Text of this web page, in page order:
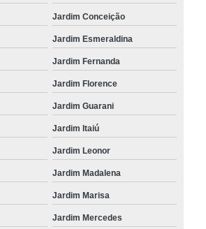
Jardim Conceição
Jardim Esmeraldina
Jardim Fernanda
Jardim Florence
Jardim Guarani
Jardim Itaiú
Jardim Leonor
Jardim Madalena
Jardim Marisa
Jardim Mercedes